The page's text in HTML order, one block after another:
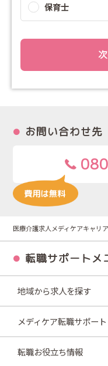
保育士
お問い合わせ先
医療介護求人メディケアキャリア
転職サポートメ
地域から求人を探す
メディケア転職サポート
転職お役立ち情報